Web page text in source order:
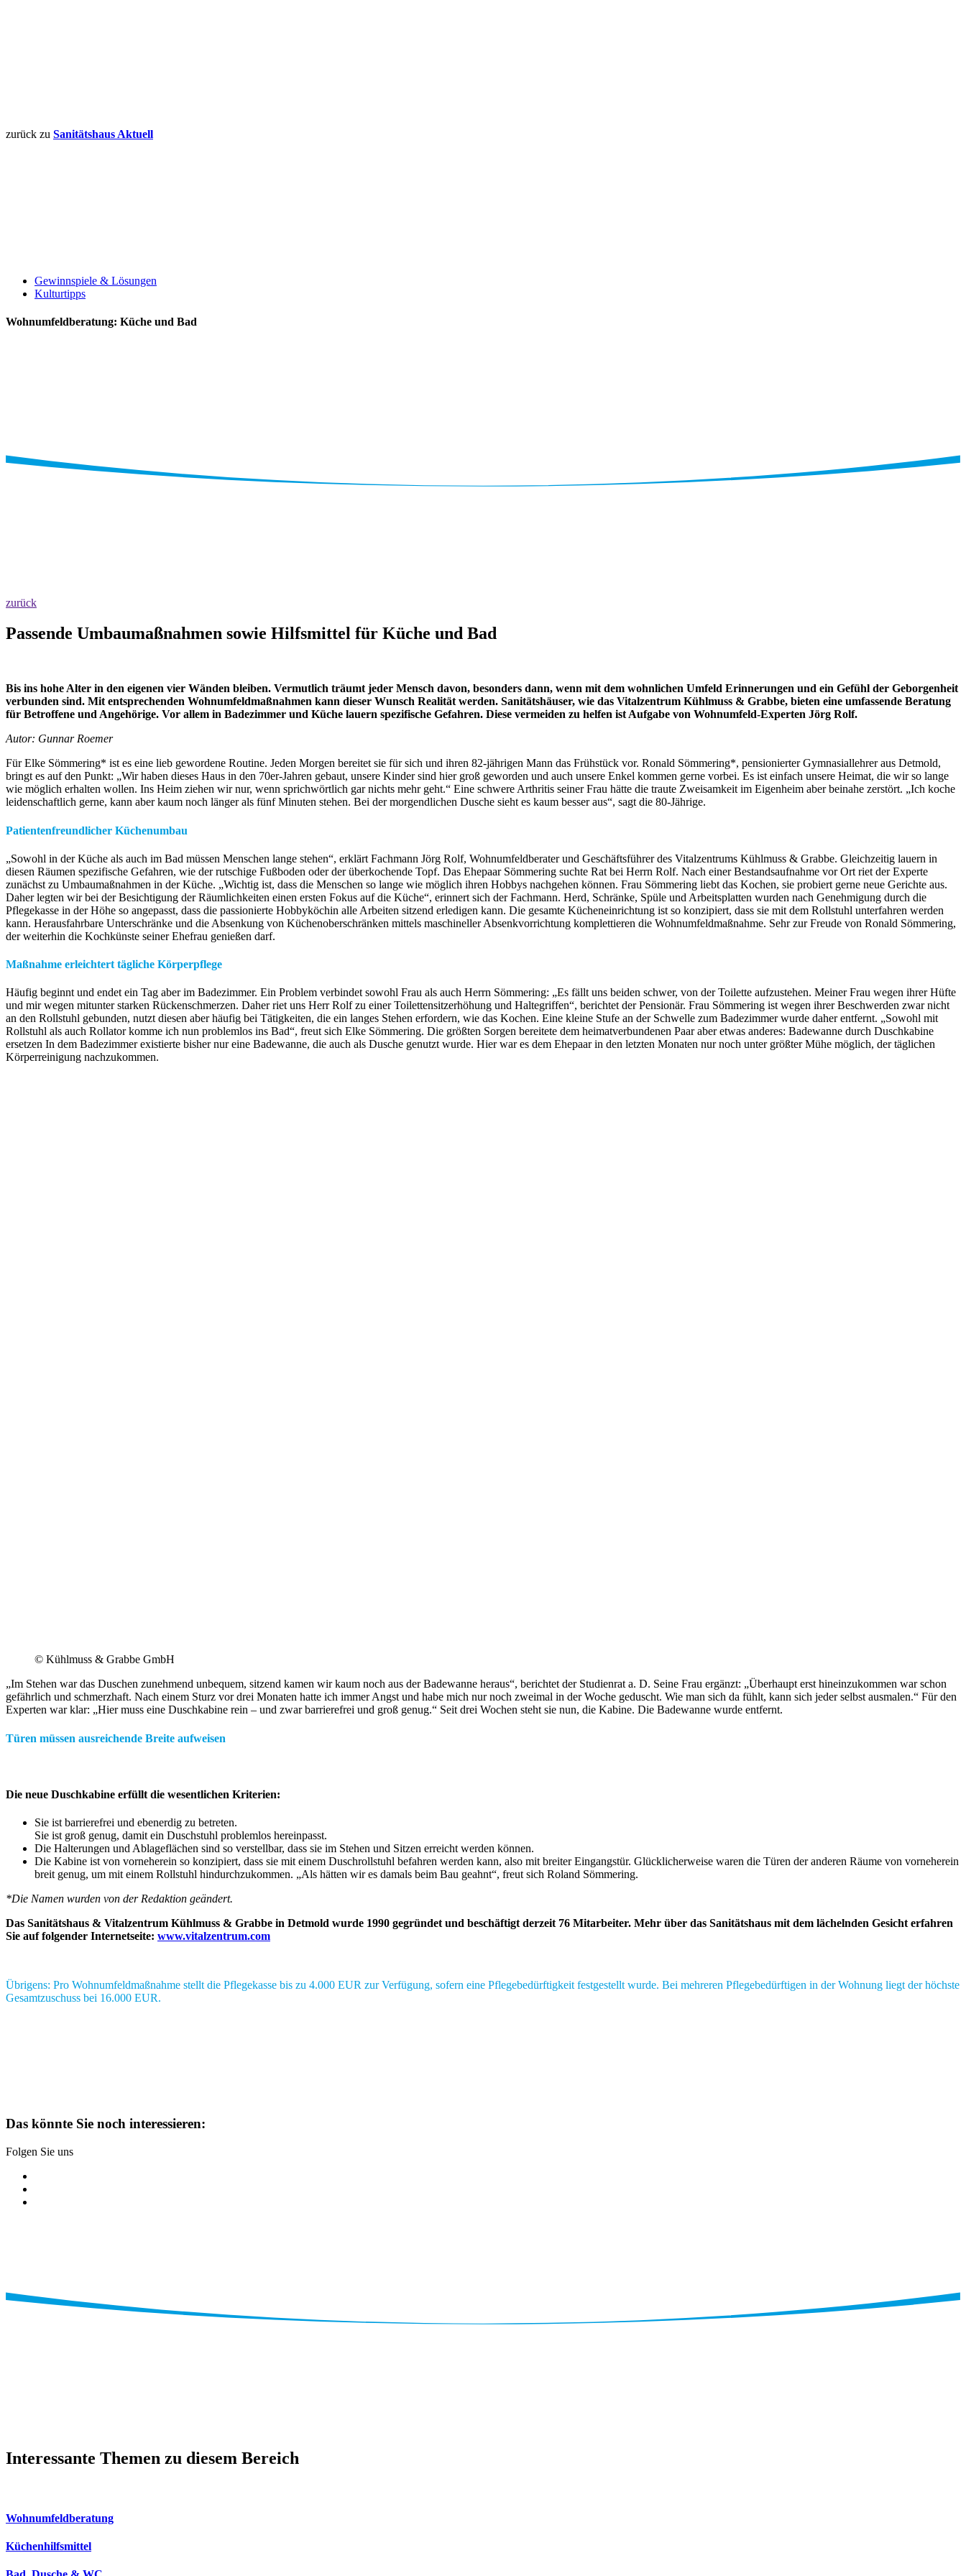
zurück zu Sanitätshaus Aktuell
Gewinnspiele & Lösungen
Kulturtipps
Wohnumfeldberatung: Küche und Bad
zurück
Passende Umbaumaßnahmen sowie Hilfsmittel für Küche und Bad
Bis ins hohe Alter in den eigenen vier Wänden bleiben. Vermutlich träumt jeder Mensch davon, besonders dann, wenn mit dem wohnlichen Umfeld Erinnerungen und ein Gefühl der Geborgenheit
verbunden sind. Mit entsprechenden Wohnumfeldmaßnahmen kann dieser Wunsch Realität werden. Sanitätshäuser, wie das Vitalzentrum Kühlmuss & Grabbe, bieten eine umfassende Beratung
für Betroffene und Angehörige. Vor allem in Badezimmer und Küche lauern spezifische Gefahren. Diese vermeiden zu helfen ist Aufgabe von Wohnumfeld-Experten Jörg Rolf.
Autor: Gunnar Roemer
Für Elke Sömmering* ist es eine lieb gewordene Routine. Jeden Morgen bereitet sie für sich und ihren 82-jährigen Mann das Frühstück vor. Ronald Sömmering*, pensionierter Gymnasiallehrer aus Detmold,
bringt es auf den Punkt: „Wir haben dieses Haus in den 70er-Jahren gebaut, unsere Kinder sind hier groß geworden und auch unsere Enkel kommen gerne vorbei. Es ist einfach unsere Heimat, die wir so lange
wie möglich erhalten wollen. Ins Heim ziehen wir nur, wenn sprichwörtlich gar nichts mehr geht.“ Eine schwere Arthritis seiner Frau hätte die traute Zweisamkeit im Eigenheim aber beinahe zerstört. „Ich koche
leidenschaftlich gerne, kann aber kaum noch länger als fünf Minuten stehen. Bei der morgendlichen Dusche sieht es kaum besser aus“, sagt die 80-Jährige.
Patientenfreundlicher Küchenumbau
„Sowohl in der Küche als auch im Bad müssen Menschen lange stehen“, erklärt Fachmann Jörg Rolf, Wohnumfeldberater und Geschäftsführer des Vitalzentrums Kühlmuss & Grabbe. Gleichzeitig lauern in
diesen Räumen spezifische Gefahren, wie der rutschige Fußboden oder der überkochende Topf. Das Ehepaar Sömmering suchte Rat bei Herrn Rolf. Nach einer Bestandsaufnahme vor Ort riet der Experte
zunächst zu Umbaumaßnahmen in der Küche. „Wichtig ist, dass die Menschen so lange wie möglich ihren Hobbys nachgehen können. Frau Sömmering liebt das Kochen, sie probiert gerne neue Gerichte aus.
Daher legten wir bei der Besichtigung der Räumlichkeiten einen ersten Fokus auf die Küche“, erinnert sich der Fachmann. Herd, Schränke, Spüle und Arbeitsplatten wurden nach Genehmigung durch die
Pflegekasse in der Höhe so angepasst, dass die passionierte Hobbyköchin alle Arbeiten sitzend erledigen kann. Die gesamte Kücheneinrichtung ist so konzipiert, dass sie mit dem Rollstuhl unterfahren werden
kann. Herausfahrbare Unterschränke und die Absenkung von Küchenoberschränken mittels maschineller Absenkvorrichtung komplettieren die Wohnumfeldmaßnahme. Sehr zur Freude von Ronald Sömmering,
der weiterhin die Kochkünste seiner Ehefrau genießen darf.
Maßnahme erleichtert tägliche Körperpflege
Häufig beginnt und endet ein Tag aber im Badezimmer. Ein Problem verbindet sowohl Frau als auch Herrn Sömmering: „Es fällt uns beiden schwer, von der Toilette aufzustehen. Meiner Frau wegen ihrer Hüfte
und mir wegen mitunter starken Rückenschmerzen. Daher riet uns Herr Rolf zu einer Toilettensitzerhöhung und Haltegriffen“, berichtet der Pensionär. Frau Sömmering ist wegen ihrer Beschwerden zwar nicht
an den Rollstuhl gebunden, nutzt diesen aber häufig bei Tätigkeiten, die ein langes Stehen erfordern, wie das Kochen. Eine kleine Stufe an der Schwelle zum Badezimmer wurde daher entfernt. „Sowohl mit
Rollstuhl als auch Rollator komme ich nun problemlos ins Bad“, freut sich Elke Sömmering. Die größten Sorgen bereitete dem heimatverbundenen Paar aber etwas anderes: Badewanne durch Duschkabine
ersetzen In dem Badezimmer existierte bisher nur eine Badewanne, die auch als Dusche genutzt wurde. Hier war es dem Ehepaar in den letzten Monaten nur noch unter größter Mühe möglich, der täglichen
Körperreinigung nachzukommen.
© Kühlmuss & Grabbe GmbH
„Im Stehen war das Duschen zunehmend unbequem, sitzend kamen wir kaum noch aus der Badewanne heraus“, berichtet der Studienrat a. D. Seine Frau ergänzt: „Überhaupt erst hineinzukommen war schon
gefährlich und schmerzhaft. Nach einem Sturz vor drei Monaten hatte ich immer Angst und habe mich nur noch zweimal in der Woche geduscht. Wie man sich da fühlt, kann sich jeder selbst ausmalen.“ Für den
Experten war klar: „Hier muss eine Duschkabine rein – und zwar barrierefrei und groß genug.“ Seit drei Wochen steht sie nun, die Kabine. Die Badewanne wurde entfernt.
Türen müssen ausreichende Breite aufweisen
Die neue Duschkabine erfüllt die wesentlichen Kriterien:
Sie ist barrierefrei und ebenerdig zu betreten.
Sie ist groß genug, damit ein Duschstuhl problemlos hereinpasst.
Die Halterungen und Ablageflächen sind so verstellbar, dass sie im Stehen und Sitzen erreicht werden können.
Die Kabine ist von vorneherein so konzipiert, dass sie mit einem Duschrollstuhl befahren werden kann, also mit breiter Eingangstür. Glücklicherweise waren die Türen der anderen Räume von vorneherein
breit genug, um mit einem Rollstuhl hindurchzukommen. „Als hätten wir es damals beim Bau geahnt“, freut sich Roland Sömmering.
*Die Namen wurden von der Redaktion geändert.
Das Sanitätshaus & Vitalzentrum Kühlmuss & Grabbe in Detmold wurde 1990 gegründet und beschäftigt derzeit 76 Mitarbeiter. Mehr über das Sanitätshaus mit dem lächelnden Gesicht erfahren
Sie auf folgender Internetseite: www.vitalzentrum.com
Übrigens: Pro Wohnumfeldmaßnahme stellt die Pflegekasse bis zu 4.000 EUR zur Verfügung, sofern eine Pflegebedürftigkeit festgestellt wurde. Bei mehreren Pflegebedürftigen in der Wohnung liegt der höchste
Gesamtzuschuss bei 16.000 EUR.
Das könnte Sie noch interessieren:
Folgen Sie uns
Interessante Themen zu diesem Bereich
Wohnumfeldberatung
Küchenhilfsmittel